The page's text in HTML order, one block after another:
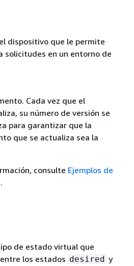
dispositivo que le permite
solicitudes en un entorno de
Cada vez que el
su número de versión se
para garantizar que la
que se actualiza sea la
consulte Ejemplos de
.
de estado virtual que
los estados desired y